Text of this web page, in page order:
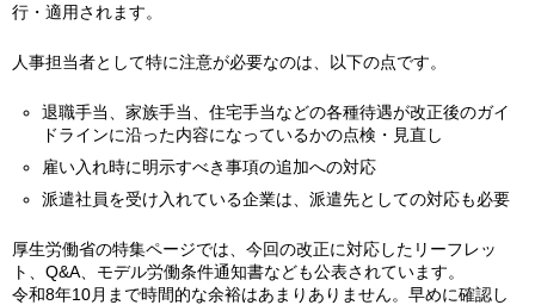
行・適用されます。
人事担当者として特に注意が必要なのは、以下の点です。
退職手当、家族手当、住宅手当などの各種待遇が改正後のガイ
ドラインに沿った内容になっているかの点検・見直し
雇い入れ時に明示すべき事項の追加への対応
派遣社員を受け入れている企業は、派遣先としての対応も必要
厚生労働省の特集ページでは、今回の改正に対応したリーフレッ
ト、Q&A、モデル労働条件通知書なども公表されています。
令和8年10月まで時間的な余裕はあまりありません。早めに確認し